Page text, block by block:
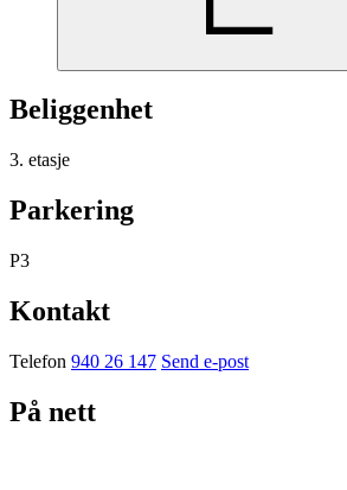
Beliggenhet
3. etasje
Parkering
P3
Kontakt
Telefon 940 26 147 Send e-post
På nett